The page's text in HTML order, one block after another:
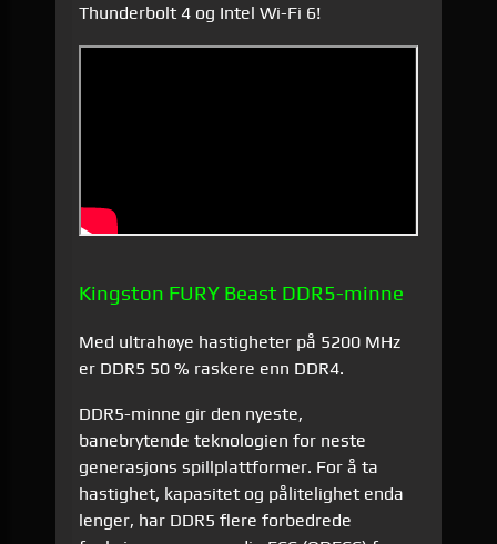
Thunderbolt 4 og Intel Wi-Fi 6!
Kingston FURY Beast DDR5-minne
Med ultrahøye hastigheter på 5200 MHz
er DDR5 50 % raskere enn DDR4.
DDR5-minne gir den nyeste,
banebrytende teknologien for neste
generasjons spillplattformer. For å ta
hastighet, kapasitet og pålitelighet enda
lenger, har DDR5 flere forbedrede